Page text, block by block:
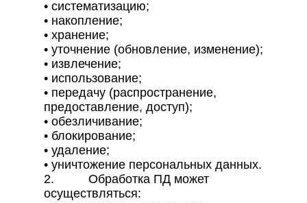
• систематизацию;
• накопление;
• хранение;
• уточнение (обновление, изменение);
• извлечение;
• использование;
• передачу (распространение,
предоставление, доступ);
• обезличивание;
• блокирование;
• удаление;
• уничтожение персональных данных.
2. Обработка ПД может
осуществляться: